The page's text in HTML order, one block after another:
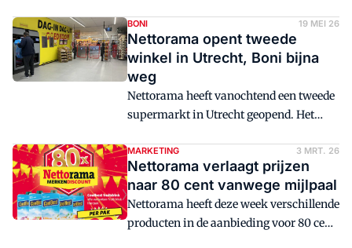
aangekondigde fusie zijn einde. Maar
medewerkers van de laatste Boni - die in
Odijk - leven nog tussen hoop en vrees.
'Mogelijk worden we Nettorama,
wellicht blijven we Boni óf we gaan
dicht. Niemand die het weet.'
BONI 19 MEI 26
Nettorama opent tweede
winkel in Utrecht, Boni bijna
weg
Nettorama heeft vanochtend een tweede
supermarkt in Utrecht geopend. Het
MARKETING 3 MRT. 26
Nettorama verlaagt prijzen
naar 80 cent vanwege mijlpaal
Nettorama heeft deze week verschillende
producten in de aanbieding voor 80 cent.